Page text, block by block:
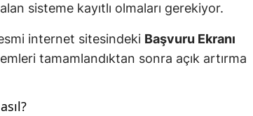
sisteme kayıtlı olmaları gerekiyor.
internet sitesindeki Başvuru Ekranı
tamamlandıktan sonra açık artırma